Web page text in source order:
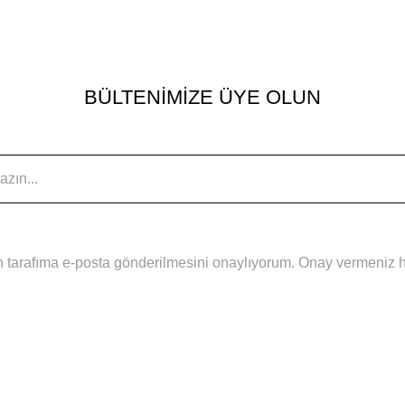
BÜLTENİMİZE ÜYE OLUN
e-posta gönderilmesini onaylıyorum. Onay